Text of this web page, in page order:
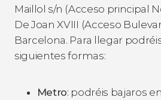
Maillol s/n (Acceso principal
De Joan XVIII (Acceso
Barcelona. Para llegar
siguientes formas:
Metro: podréis bajaros